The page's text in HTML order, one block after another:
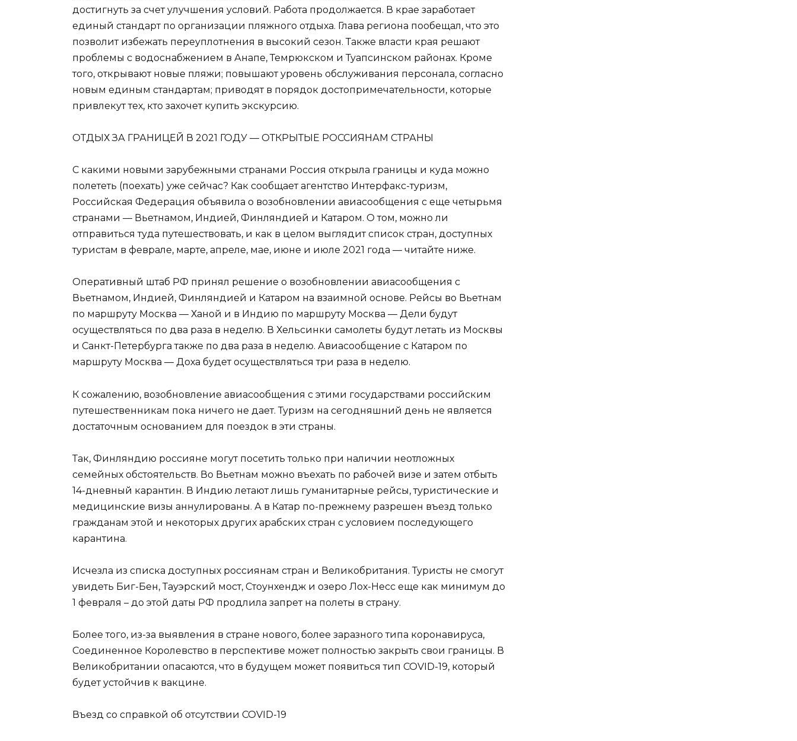
достигнуть за счет улучшения условий. Работа продолжается. В крае заработает
единый стандарт по организации пляжного отдыха. Глава региона пообещал, что это
позволит избежать переуплотнения в высокий сезон. Также власти края решают
проблемы с водоснабжением в Анапе, Темрюкском и Туапсинском районах. Кроме
того, открывают новые пляжи; повышают уровень обслуживания персонала, согласно
новым единым стандартам; приводят в порядок достопримечательности, которые
привлекут тех, кто захочет купить экскурсию.
ОТДЫХ ЗА ГРАНИЦЕЙ В 2021 ГОДУ — ОТКРЫТЫЕ РОССИЯНАМ СТРАНЫ
С какими новыми зарубежными странами Россия открыла границы и куда можно
полететь (поехать) уже сейчас? Как сообщает агентство Интерфакс-туризм,
Российская Федерация объявила о возобновлении авиасообщения с еще четырьмя
странами — Вьетнамом, Индией, Финляндией и Катаром. О том, можно ли
отправиться туда путешествовать, и как в целом выглядит список стран, доступных
туристам в феврале, марте, апреле, мае, июне и июле 2021 года — читайте ниже.
Оперативный штаб РФ принял решение о возобновлении авиасообщения с
Вьетнамом, Индией, Финляндией и Катаром на взаимной основе. Рейсы во Вьетнам
по маршруту Москва — Ханой и в Индию по маршруту Москва — Дели будут
осуществляться по два раза в неделю. В Хельсинки самолеты будут летать из Москвы
и Санкт-Петербурга также по два раза в неделю. Авиасообщение с Катаром по
маршруту Москва — Доха будет осуществляться три раза в неделю.
К сожалению, возобновление авиасообщения с этими государствами российским
путешественникам пока ничего не дает. Туризм на сегодняшний день не является
достаточным основанием для поездок в эти страны.
Так, Финляндию россияне могут посетить только при наличии неотложных
семейных обстоятельств. Во Вьетнам можно въехать по рабочей визе и затем отбыть
14-дневный карантин. В Индию летают лишь гуманитарные рейсы, туристические и
медицинские визы аннулированы. А в Катар по-прежнему разрешен въезд только
гражданам этой и некоторых других арабских стран с условием последующего
карантина.
Исчезла из списка доступных россиянам стран и Великобритания. Туристы не смогут
увидеть Биг-Бен, Тауэрский мост, Стоунхендж и озеро Лох-Несс еще как минимум до
1 февраля – до этой даты РФ продлила запрет на полеты в страну.
Более того, из-за выявления в стране нового, более заразного типа коронавируса,
Соединенное Королевство в перспективе может полностью закрыть свои границы. В
Великобритании опасаются, что в будущем может появиться тип COVID-19, который
будет устойчив к вакцине.
Въезд со справкой об отсутствии COVID-19